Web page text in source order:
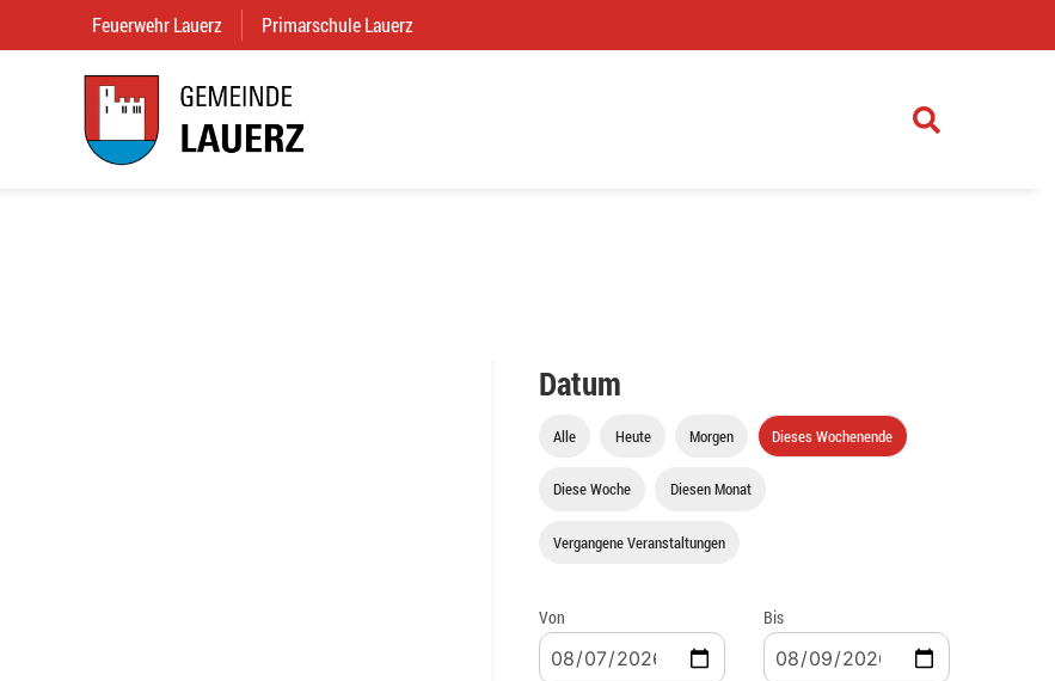
Feuerwehr Lauerz (External Link)
Primarschule Lauerz
Datum
Alle Heute Morgen Dieses Wochenende
Diese Woche Diesen Monat
Vergangene Veranstaltungen
Von Bis